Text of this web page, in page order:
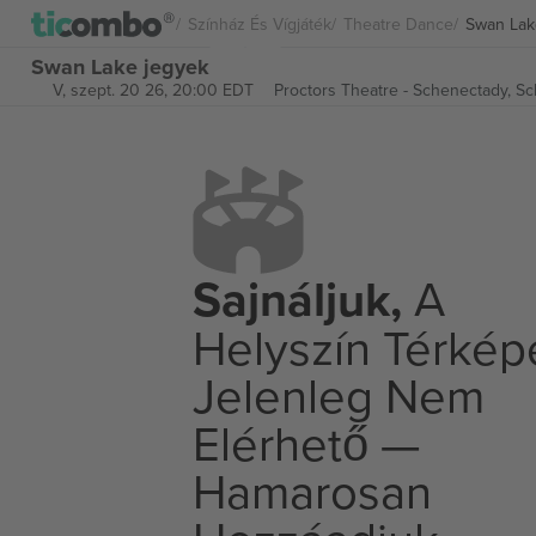
Színház És Vígjáték Theatre Dance Swan
Swan Lake jegyek
V, szept. 20 26, 20:00 EDT Proctors Theatre - Schenectady,
Sajnáljuk,A
Helyszín
Jelenleg Nem
Elérhető —
Hamarosan